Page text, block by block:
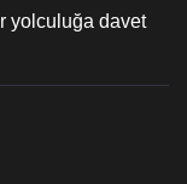
yolculuğa davet